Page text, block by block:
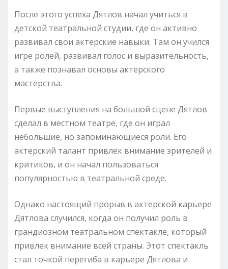
После этого успеха Дятлов начал учиться в
детской театральной студии, где он активно
развивал свои актерские навыки. Там он учился
игре ролей, развивал голос и выразительность,
а также познавал основы актерского
мастерства.
Первые выступления на большой сцене Дятлов
сделал в местном театре, где он играл
небольшие, но запоминающиеся роли. Его
актерский талант привлек внимание зрителей и
критиков, и он начал пользоваться
популярностью в театральной среде.
Однако настоящий прорыв в актерской карьере
Дятлова случился, когда он получил роль в
грандиозном театральном спектакле, который
привлек внимание всей страны. Этот спектакль
стал точкой перегиба в карьере Дятлова и